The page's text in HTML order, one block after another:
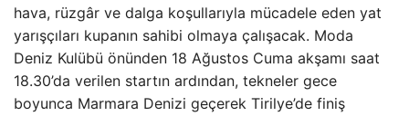
hava, rüzgâr ve dalga koşullarıyla mücadele eden yat
yarışçıları kupanın sahibi olmaya çalışacak. Moda
Deniz Kulübü önünden 18 Ağustos Cuma akşamı saat
18.30’da verilen startın ardından, tekneler gece
boyunca Marmara Denizi geçerek Tirilye’de finiş